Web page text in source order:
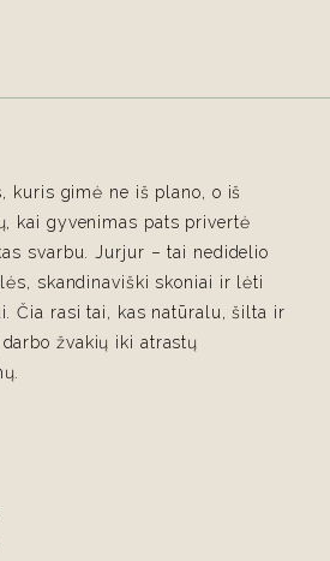
kuris gimė ne iš plano, o iš
kai gyvenimas pats privertė
svarbu. Jurjur – tai nedidelio
skandinaviški skoniai ir lėti
Čia rasi tai, kas natūralu, šilta ir
žvakių iki atrastų